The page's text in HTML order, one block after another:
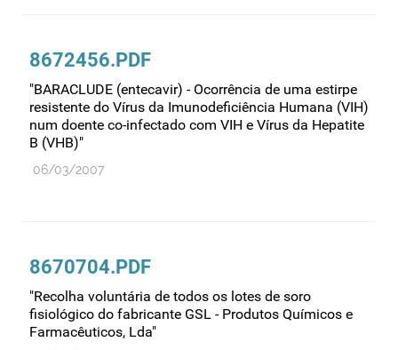
8672456.PDF
"BARACLUDE (entecavir) - Ocorrência de uma estirpe
resistente do Vírus da Imunodeficiência Humana (VIH)
num doente co-infectado com VIH e Vírus da Hepatite
B (VHB)"
06/03/2007
8670704.PDF
"Recolha voluntária de todos os lotes de soro
fisiológico do fabricante GSL - Produtos Químicos e
Farmacêuticos, Lda"